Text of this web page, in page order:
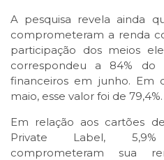
A pesquisa revela ainda
comprometeram a renda
participação dos meios
correspondeu a 84% do
financeiros em junho. Em
maio, esse valor foi de 79,4%.
Em relação aos cartões
Private Label,
comprometeram sua